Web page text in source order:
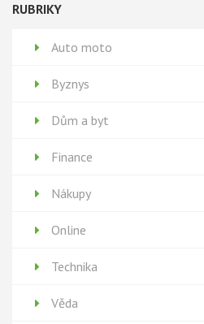
RUBRIKY
Auto moto
Byznys
Dům a byt
Finance
Nákupy
Online
Technika
Věda